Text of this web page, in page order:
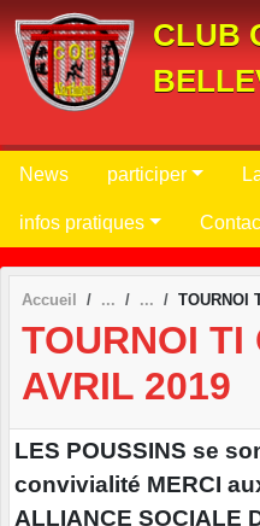
CLUB
News participer
infos pratiques
Accueil TOURNOI
TOURNOI TI
AVRIL 2019
LES POUSSINS se
convivialité MERCI
ALLIANCE SOCIALE
Panneau de gestion des